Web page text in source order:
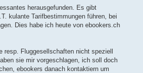
herausgefunden. Es gibt
kulante Tarifbestimmungen führen, bei
Dies habe ich heute von ebookers.ch
resp. Fluggesellschaften nicht speziell
sie mir vorgeschlagen, ich soll doch
ebookers danach kontaktiern um